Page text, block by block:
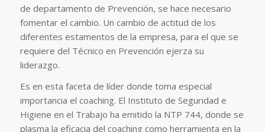
de departamento de Prevención, se hace necesario
fomentar el cambio. Un cambio de actitud de los
diferentes estamentos de la empresa, para el que se
requiere del Técnico en Prevención ejerza su
liderazgo.
Es en esta faceta de líder donde toma especial
importancia el coaching. El Instituto de Seguridad e
Higiene en el Trabajo ha emitido la NTP 744, donde se
plasma la eficacia del coaching como herramienta en la